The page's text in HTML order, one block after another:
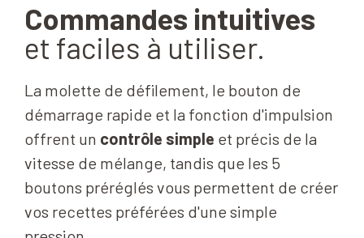
Commandes intuitives
et faciles à utiliser.
La molette de défilement, le bouton de
démarrage rapide et la fonction d'impulsion
offrent un contrôle simple et précis de la
vitesse de mélange, tandis que les 5
boutons préréglés vous permettent de créer
vos recettes préférées d'une simple